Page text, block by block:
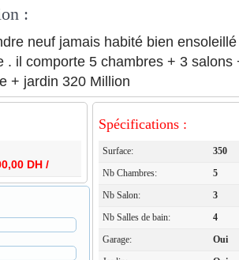
:
neuf jamais habité bien
. il comporte 5 chambres + 3 salons
+ jardin 320 Million
DH /
Spécifications :
Surface:
350
Nb Chambres:
5
Nb Salon:
3
Nb Salles de bain:
4
Garage:
Oui